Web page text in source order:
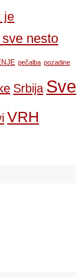
je
nesto
pečalba pozadine
Srbija Sve
VRH